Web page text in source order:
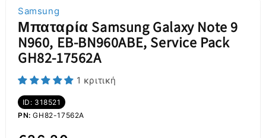
Samsung
Μπαταρία Samsung Galaxy Note 9
N960, EB-BN960ABE, Service Pack
GH82-17562A
1 κριτική
ID: 318521
PN: GH82-17562A